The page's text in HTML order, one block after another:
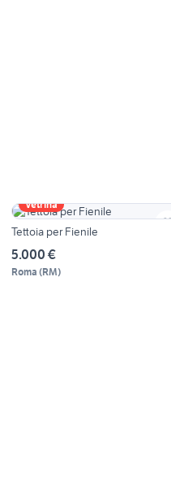
Vetrina
Tettoia per Fienile
5.000 €
Roma (RM)